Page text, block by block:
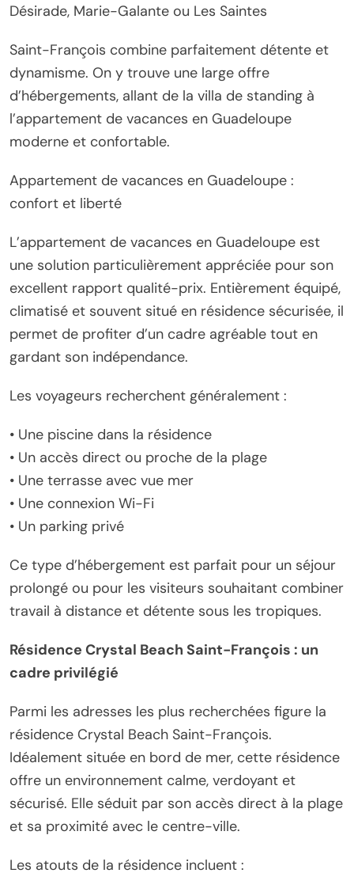
Désirade, Marie-Galante ou Les Saintes
Saint-François combine parfaitement détente et
dynamisme. On y trouve une large offre
d’hébergements, allant de la villa de standing à
l’appartement de vacances en Guadeloupe
moderne et confortable.
Appartement de vacances en Guadeloupe :
confort et liberté
L’appartement de vacances en Guadeloupe est
une solution particulièrement appréciée pour son
excellent rapport qualité-prix. Entièrement équipé,
climatisé et souvent situé en résidence sécurisée, il
permet de profiter d’un cadre agréable tout en
gardant son indépendance.
Les voyageurs recherchent généralement :
• Une piscine dans la résidence
• Un accès direct ou proche de la plage
• Une terrasse avec vue mer
• Une connexion Wi-Fi
• Un parking privé
Ce type d’hébergement est parfait pour un séjour
prolongé ou pour les visiteurs souhaitant combiner
travail à distance et détente sous les tropiques.
Résidence Crystal Beach Saint-François : un
cadre privilégié
Parmi les adresses les plus recherchées figure la
résidence Crystal Beach Saint-François.
Idéalement située en bord de mer, cette résidence
offre un environnement calme, verdoyant et
sécurisé. Elle séduit par son accès direct à la plage
et sa proximité avec le centre-ville.
Les atouts de la résidence incluent :